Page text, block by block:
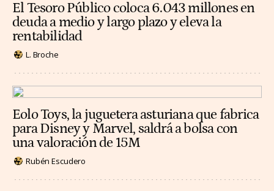
El Tesoro Público coloca 6.043 millones en
deuda a medio y largo plazo y eleva la
rentabilidad
L. Broche
Eolo Toys, la juguetera asturiana que fabrica
para Disney y Marvel, saldrá a bolsa con
una valoración de 15M
Rubén Escudero